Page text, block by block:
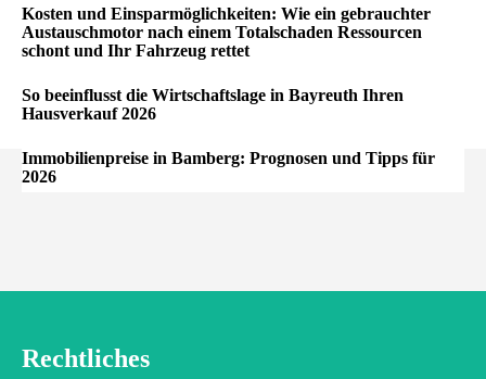
Kosten und Einsparmöglichkeiten: Wie ein gebrauchter
Austauschmotor nach einem Totalschaden Ressourcen
schont und Ihr Fahrzeug rettet
So beeinflusst die Wirtschaftslage in Bayreuth Ihren
Hausverkauf 2026
Immobilienpreise in Bamberg: Prognosen und Tipps für
2026
Rechtliches